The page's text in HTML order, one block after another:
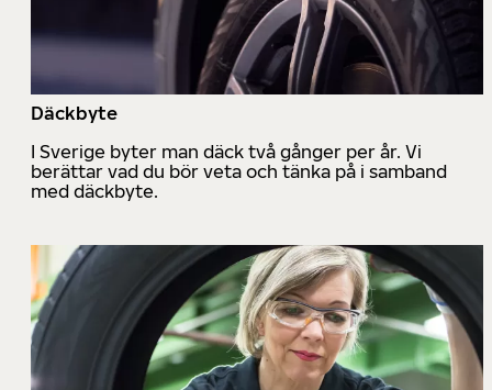
Däckbyte
I Sverige byter man däck två gånger per år. Vi
berättar vad du bör veta och tänka på i samband
med däckbyte.